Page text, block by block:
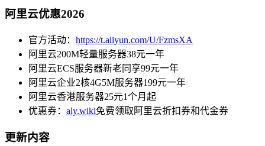
阿里云优惠2026
官方活动： https://t.aliyun.com/U/FzmsXA
阿里云200M轻量服务器38元一年
阿里云ECS服务器新老同享99元一年
阿里云企业2核4G5M服务器199元一年
阿里云香港服务器25元1个月起
优惠券： aly.wiki免费领取阿里云折扣券和代金券
更新内容